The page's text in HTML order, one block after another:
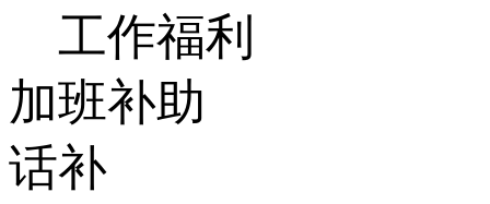
工作福利
加班补助
话补